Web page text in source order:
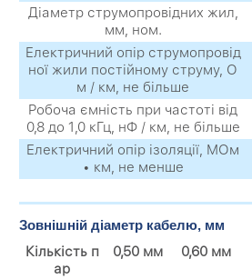
Діаметр струмопровідних жил,
мм, ном.
Електричний опір струмопровід
ної жили постійному струму, О
м / км, не більше
Робоча ємність при частоті від
0,8 до 1,0 кГц, нФ / км, не більше
Електричний опір ізоляції, МОм
• км, не менше
Зовнішній діаметр кабелю, мм
Кількість п
ар
0,50 мм 0,60 мм